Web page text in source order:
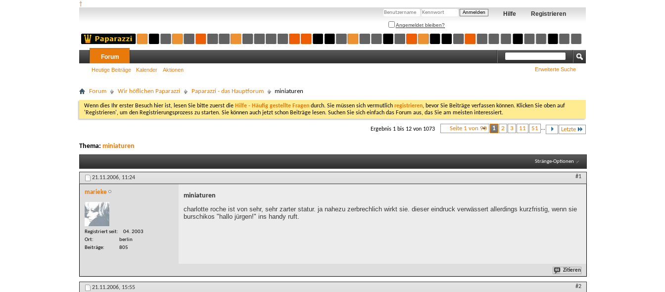
†
Registrieren
Hilfe
Angemeldet bleiben?
Forum
Heutige Beiträge Kalender Aktionen Erweiterte Suche
Forum Wir höflichen Paparazzi Paparazzi - das Hauptforum miniaturen
Wenn dies Ihr erster Besuch hier ist, lesen Sie bitte zuerst die Hilfe - Häufig gestellte Fragen durch. Sie müssen sich vermutlich registrieren, bevor Sie Beiträge verfassen können. Klicken Sie oben auf
'Registrieren', um den Registrierungsprozess zu starten. Sie können auch jetzt schon Beiträge lesen. Suchen Sie sich einfach das Forum aus, das Sie am meisten interessiert.
Seite 1 von 90 1 2 3 11 51 ... Letzte
Ergebnis 1 bis 12 von 1073
Thema: miniaturen
Stränge-Optionen
21.11.2006, 11:24 #1
marieke
Registriert seit
04. 2003
Ort
berlin
Beiträge
805
miniaturen
charlotte roche ist von sehr, sehr zarter statur. ja nahezu zerbrechlich wirkt sie. dieser eindruck verwässert allerdings kurzfristig, wenn sie
burschikos "hallo jürgen!" ins handy ruft.
Zitieren
21.11.2006, 15:55 #2